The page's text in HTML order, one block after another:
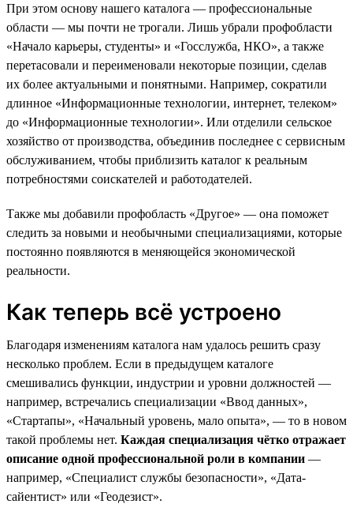
При этом основу нашего каталога — профессиональные
области — мы почти не трогали. Лишь убрали профобласти
«Начало карьеры, студенты» и «Госслужба, НКО», а также
перетасовали и переименовали некоторые позиции, сделав
их более актуальными и понятными. Например, сократили
длинное «Информационные технологии, интернет, телеком»
до «Информационные технологии». Или отделили сельское
хозяйство от производства, объединив последнее с сервисным
обслуживанием, чтобы приблизить каталог к реальным
потребностями соискателей и работодателей.
Также мы добавили профобласть «Другое» — она поможет
следить за новыми и необычными специализациями, которые
постоянно появляются в меняющейся экономической
реальности.
Как теперь всё устроено
Благодаря изменениям каталога нам удалось решить сразу
несколько проблем. Если в предыдущем каталоге
смешивались функции, индустрии и уровни должностей —
например, встречались специализации «Ввод данных»,
«Стартапы», «Начальный уровень, мало опыта», — то в новом
такой проблемы нет. Каждая специализация чётко отражает
описание одной профессиональной роли в компании —
например, «Специалист службы безопасности», «Дата-
сайентист» или «Геодезист».